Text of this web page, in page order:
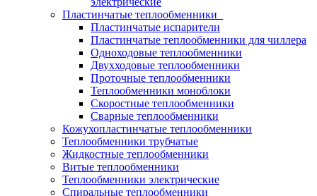
Пластинчатые теплообменники
Пластинчатые испарители
Пластинчатые теплообменники для чиллера
Одноходовые теплообменники
Двухходовые теплообменники
Проточные теплообменники
Теплообменники моноблоки
Скоростные теплообменники
Сварные теплообменники
Кожухопластинчатые теплообменники
Теплообменники трубчатые
Жидкостные теплообменники
Витые теплообменники
Теплообменники электрические
Спиральные теплообменники